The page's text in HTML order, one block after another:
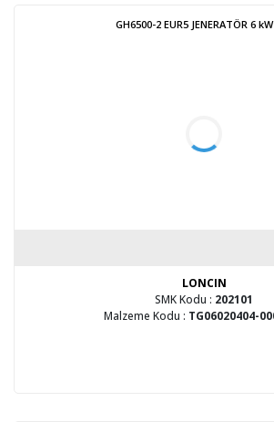
GH6500-2 EUR5 JENERATÖR 6
LONCIN
SMK Kodu : 202101
Malzeme Kodu : TG06020404-